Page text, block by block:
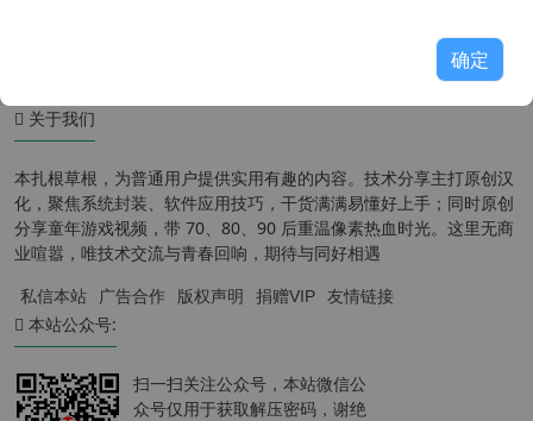
关于我们
本扎根草根，为普通用户提供实用有趣的内容。技术分享主打原创汉
化，聚焦系统封装、软件应用技巧，干货满满易懂好上手；同时原创
分享童年游戏视频，带 70、80、90 后重温像素热血时光。这里无商
业喧嚣，唯技术交流与青春回响，期待与同好相遇
私信本站 广告合作 版权声明 捐赠VIP 友情链接
本站公众号:
扫一扫关注公众号，本站微信公
众号仅用于获取解压密码，谢绝
确定